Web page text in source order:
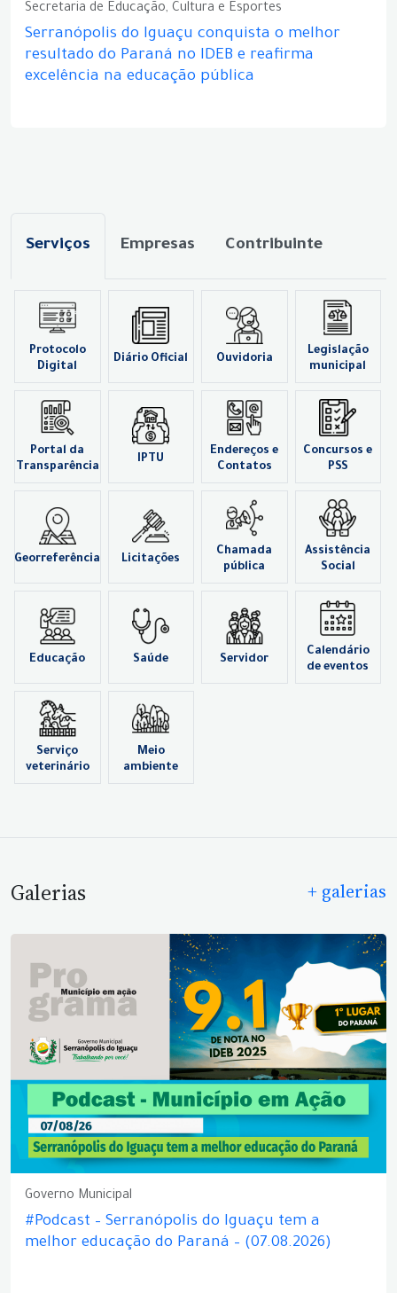
Secretaria de Educação, Cultura e Esportes
Serranópolis do Iguaçu conquista o melhor
resultado do Paraná no IDEB e reafirma
excelência na educação pública
Serviços Empresas Contribuinte
Protocolo
Digital
Diário Oficial Ouvidoria
Legislação
municipal
Portal da
Transparência
IPTU
Endereços e
Contatos
Concursos e
PSS
Georreferência Licitações
Chamada
pública
Assistência
Social
Educação Saúde Servidor
Calendário
de eventos
Serviço
veterinário
Meio
ambiente
Galerias + galerias
Governo Municipal
#Podcast – Serranópolis do Iguaçu tem a
melhor educação do Paraná – (07.08.2026)